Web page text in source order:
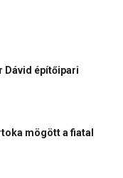
Dávid építőipari
mögött a fiatal